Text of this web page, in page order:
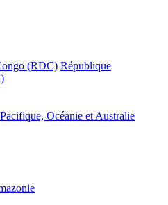
(RDC) République
Pacifique, Océanie et Australie